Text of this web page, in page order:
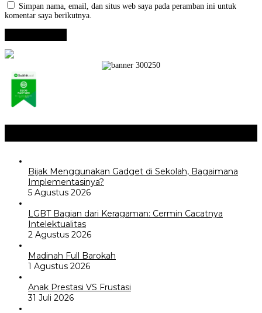
Simpan nama, email, dan situs web saya pada peramban ini untuk
komentar saya berikutnya.
Bijak Menggunakan Gadget di Sekolah, Bagaimana
Implementasinya?
5 Agustus 2026
LGBT Bagian dari Keragaman: Cermin Cacatnya
Intelektualitas
2 Agustus 2026
Madinah Full Barokah
1 Agustus 2026
Anak Prestasi VS Frustasi
31 Juli 2026